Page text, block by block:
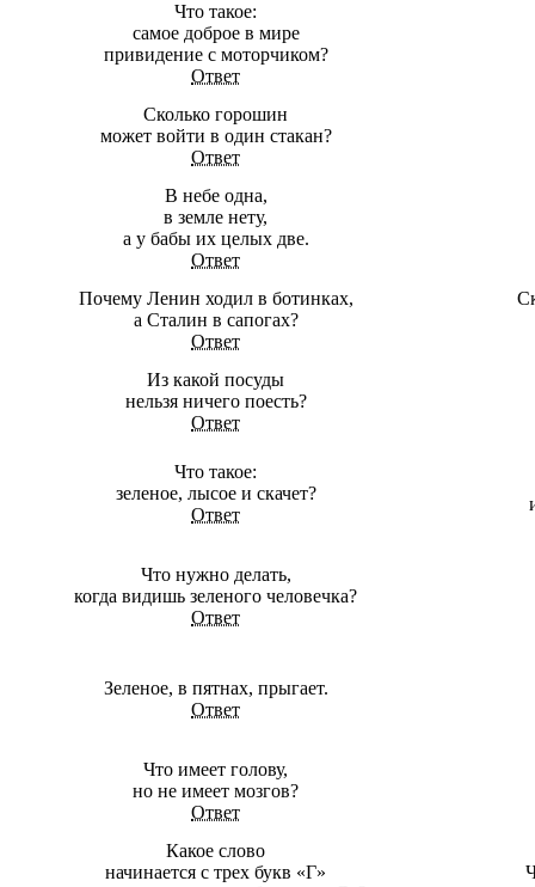
Что такое:
самое доброе в мире
привидение с моторчиком?
Ответ
Сколько горошин
может войти в один стакан?
Ответ
В небе одна,
в земле нету,
а у бабы их целых две.
Ответ
Почему Ленин ходил в ботинках,
а Сталин в сапогах?
Ответ
Из какой посуды
нельзя ничего поесть?
Ответ
Что такое:
зеленое, лысое и скачет?
Ответ
Что нужно делать,
когда видишь зеленого человечка?
Ответ
Зеленое, в пятнах, прыгает.
Ответ
Что имеет голову,
но не имеет мозгов?
Ответ
Какое слово
начинается с трех букв «Г»